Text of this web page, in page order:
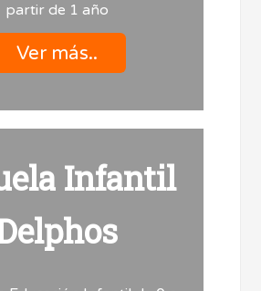
partir de 1 año
Ver más..
Infantil